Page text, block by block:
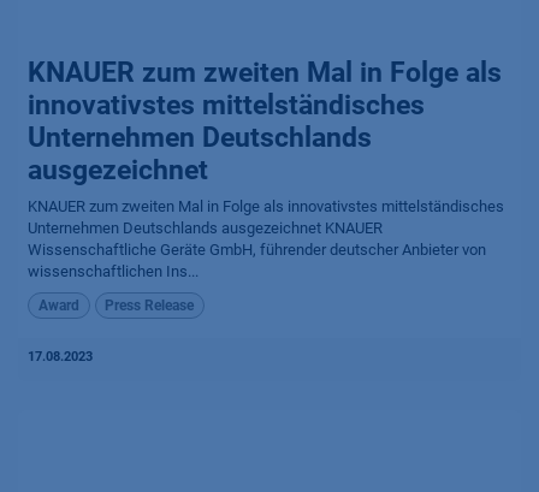
KNAUER zum zweiten Mal in Folge als
innovativstes mittelständisches
Unternehmen Deutschlands
ausgezeichnet
KNAUER zum zweiten Mal in Folge als innovativstes mittelständisches
Unternehmen Deutschlands ausgezeichnet KNAUER
Wissenschaftliche Geräte GmbH, führender deutscher Anbieter von
wissenschaftlichen Ins...
Award Press Release
17.08.2023